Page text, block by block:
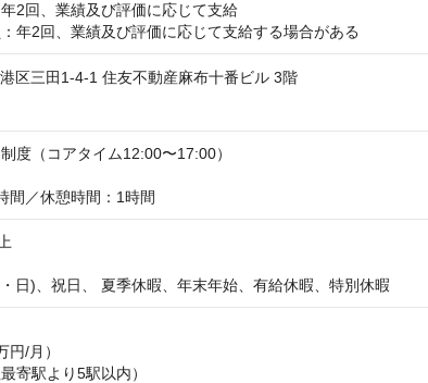
年2回、業績及び評価に応じて支給
、業績及び評価に応じて支給する場合がある
区三田1-4-1 住友不動産麻布十番ビル 3階
度（コアタイム12:00〜17:00）
間／休憩時間：1時間
日)、祝日、 夏季休暇、年末年始、有給休暇、特別休暇
円/月）
寄駅より5駅以内）